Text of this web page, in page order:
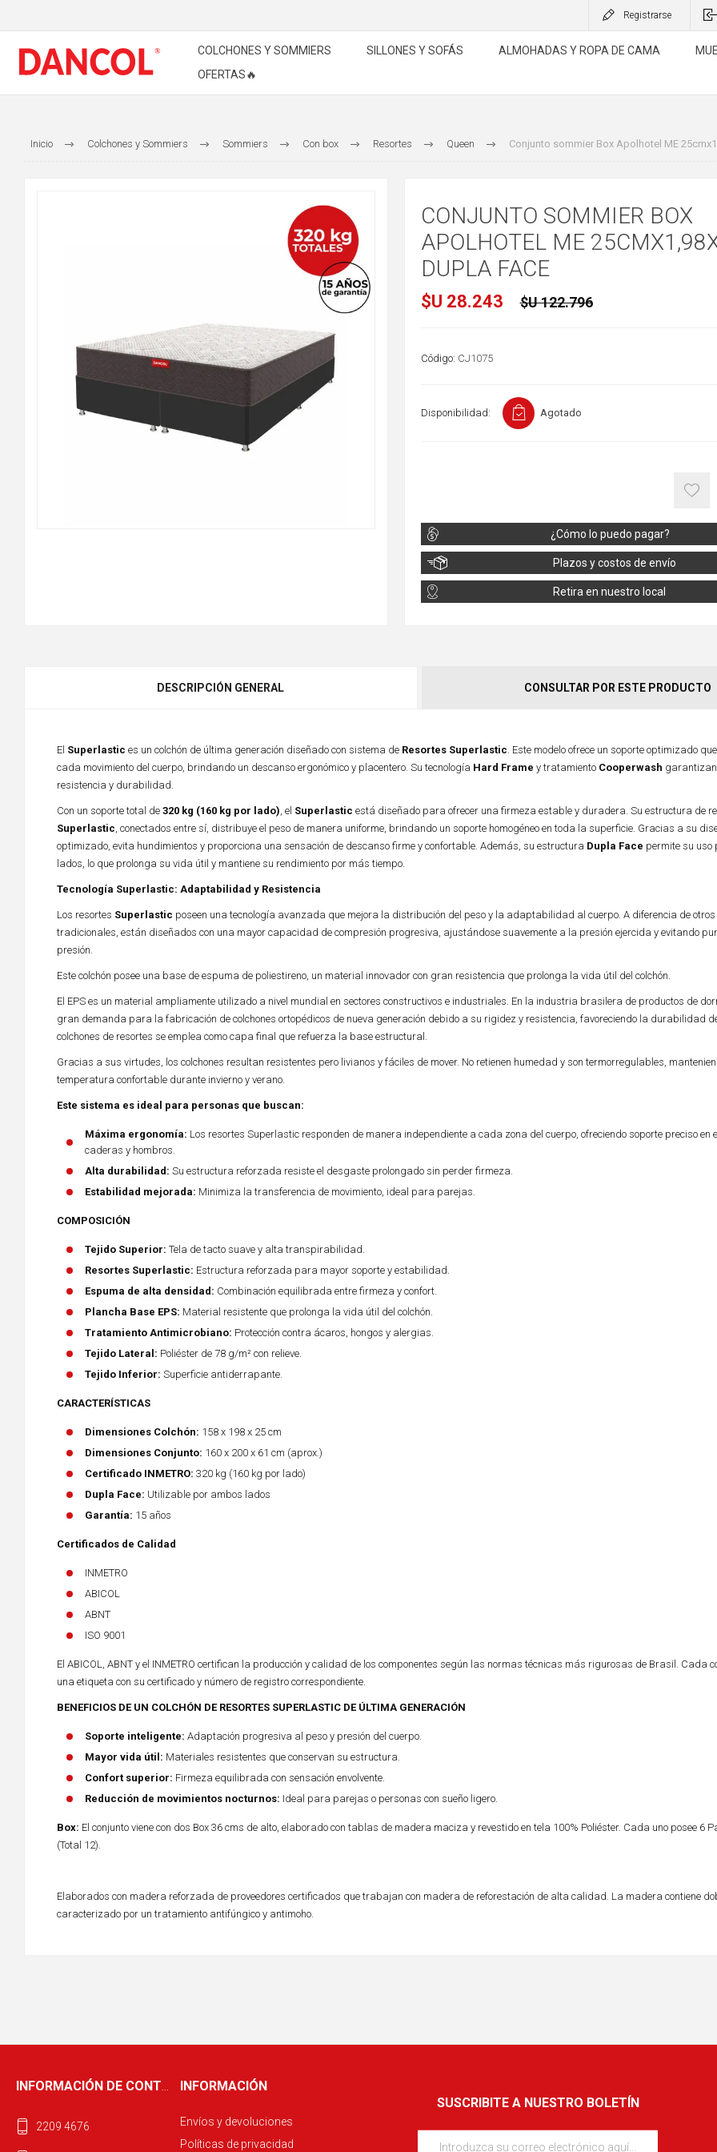
Registrarse
COLCHONES Y SOMMIERS SILLONES Y SOFÁS ALMOHADAS Y ROPA DE CAMA
OFERTAS🔥
Inicio Colchones y Sommiers Sommiers Con box Resortes Queen Conjunto sommier Box Apolhotel ME
CONJUNTO SOMMIER BOX
APOLHOTEL ME
DUPLA FACE
$U 28.243 $U 122.796
Código: CJ1075
Disponibilidad: Agotado
¿Cómo lo puedo pagar?
Plazos y costos de envío
Retira en nuestro local
DESCRIPCIÓN GENERAL CONSULTAR POR ESTE PRODUCTO
El Superlastic es un colchón de última generación diseñado con sistema de Resortes Superlastic . Este modelo ofrece un soporte optimizado
cada movimiento del cuerpo, brindando un descanso ergonómico y placentero. Su tecnología Hard Frame y tratamiento Cooperwash
resistencia y durabilidad.
Con un soporte total de 320 kg (160 kg por lado) , el Superlastic está diseñado para ofrecer una firmeza estable y duradera. Su estructura de
Superlastic , conectados entre sí, distribuye el peso de manera uniforme, brindando un soporte homogéneo en toda la superficie. Gracias a su
optimizado, evita hundimientos y proporciona una sensación de descanso firme y confortable. Además, su estructura Dupla Face permite su uso
lados, lo que prolonga su vida útil y mantiene su rendimiento por más tiempo.
Tecnología Superlastic: Adaptabilidad y Resistencia
Los resortes Superlastic poseen una tecnología avanzada que mejora la distribución del peso y la adaptabilidad al cuerpo. A diferencia de otros
tradicionales, están diseñados con una mayor capacidad de compresión progresiva, ajustándose suavemente a la presión ejercida y evitando
presión.
Este colchón posee una base de espuma de poliestireno, un material innovador con gran resistencia que prolonga la vida útil del colchón.
El EPS es un material ampliamente utilizado a nivel mundial en sectores constructivos e industriales. En la industria brasilera de productos de
gran demanda para la fabricación de colchones ortopédicos de nueva generación debido a su rigidez y resistencia, favoreciendo la durabilidad
colchones de resortes se emplea como capa final que refuerza la base estructural.
Gracias a sus virtudes, los colchones resultan resistentes pero livianos y fáciles de mover. No retienen humedad y son termorregulables,
temperatura confortable durante invierno y verano.
Este sistema es ideal para personas que buscan:
Máxima ergonomía: Los resortes Superlastic responden de manera independiente a cada zona del cuerpo, ofreciendo soporte preciso en
caderas y hombros.
Alta durabilidad: Su estructura reforzada resiste el desgaste prolongado sin perder firmeza.
Estabilidad mejorada: Minimiza la transferencia de movimiento, ideal para parejas.
COMPOSICIÓN
Tejido Superior: Tela de tacto suave y alta transpirabilidad.
Resortes Superlastic: Estructura reforzada para mayor soporte y estabilidad.
Espuma de alta densidad: Combinación equilibrada entre firmeza y confort.
Plancha Base EPS: Material resistente que prolonga la vida útil del colchón.
Tratamiento Antimicrobiano: Protección contra ácaros, hongos y alergias.
Tejido Lateral: Poliéster de 78 g/m² con relieve.
Tejido Inferior: Superficie antiderrapante.
CARACTERÍSTICAS
Dimensiones Colchón: 158 x 198 x 25 cm
Dimensiones Conjunto: 160 x 200 x 61 cm (aprox.)
Certificado INMETRO: 320 kg (160 kg por lado)
Dupla Face: Utilizable por ambos lados
Garantía: 15 años
Certificados de Calidad
INMETRO
ABICOL
ABNT
ISO 9001
El ABICOL, ABNT y el INMETRO certifican la producción y calidad de los componentes según las normas técnicas más rigurosas de Brasil. Cada
una etiqueta con su certificado y número de registro correspondiente.
BENEFICIOS DE UN COLCHÓN DE RESORTES SUPERLASTIC DE ÚLTIMA GENERACIÓN
Soporte inteligente: Adaptación progresiva al peso y presión del cuerpo.
Mayor vida útil: Materiales resistentes que conservan su estructura.
Confort superior: Firmeza equilibrada con sensación envolvente.
Reducción de movimientos nocturnos: Ideal para parejas o personas con sueño ligero.
Box: El conjunto viene con dos Box 36 cms de alto, elaborado con tablas de madera maciza y revestido en tela 100% Poliéster. Cada uno posee 6
(Total 12).
Elaborados con madera reforzada de proveedores certificados que trabajan con madera de reforestación de alta calidad. La madera contiene
caracterizado por un tratamiento antifúngico y antimoho.
SUSCRIBITE A NUESTRO BOLETÍN
2209 4676
INFORMACIÓN
Envíos y devoluciones
Políticas de privacidad